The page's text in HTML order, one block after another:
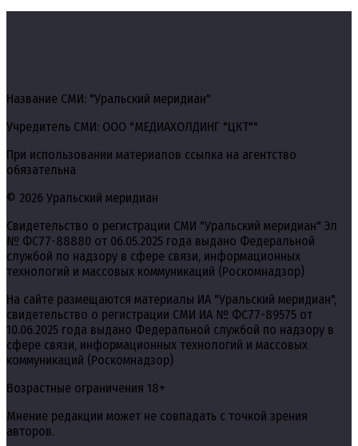
Название СМИ: "Уральский меридиан"
Учредитель СМИ: ООО "МЕДИАХОЛДИНГ "ЦКТ""
При использовании материалов ссылка на агентство
обязательна
© 2026 Уральский меридиан
Свидетельство о регистрации СМИ "Уральский меридиан" Эл
№ ФС77-88880 от 06.05.2025 года выдано Федеральной
службой по надзору в сфере связи, информационных
технологий и массовых коммуникаций (Роскомнадзор)
На сайте размещаются материалы ИА "Уральский меридиан",
свидетельство о регистрации СМИ ИА № ФС77-89575 от
10.06.2025 года выдано Федеральной службой по надзору в
сфере связи, информационных технологий и массовых
коммуникаций (Роскомнадзор)
Возрастные ограничения 18+
Мнение редакции может не совпадать с точкой зрения
авторов.